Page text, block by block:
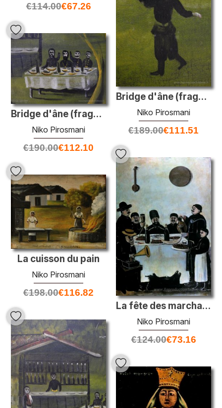
€114.00€67.26
Bridge d'âne (fragment)
Niko Pirosmani
€189.00€111.51
Bridge d'âne (fragment)
Niko Pirosmani
€190.00€112.10
La fête des marchands tbilisiens accompagnés du gramophone
Niko Pirosmani
€124.00€73.16
La cuisson du pain
Niko Pirosmani
€198.00€116.82